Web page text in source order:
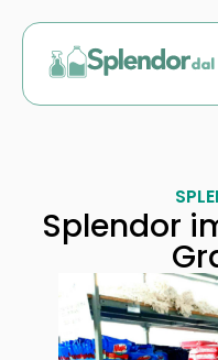
Splendor